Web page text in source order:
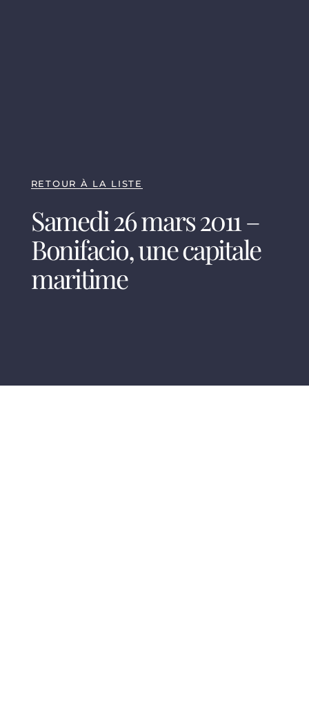
RETOUR À LA LISTE
Samedi 26 mars 2011 –
Bonifacio, une capitale
maritime